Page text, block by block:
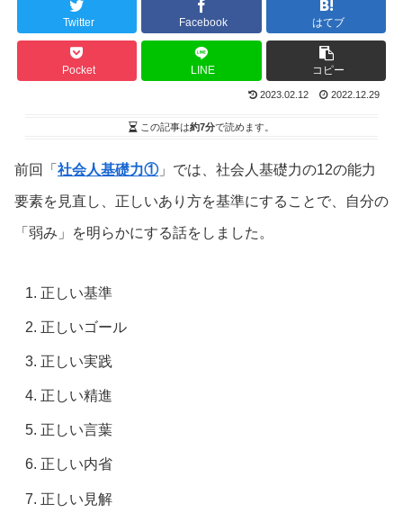
Twitter Facebook はてブ
Pocket LINE コピー
2023.02.12 2022.12.29
この記事は約7分で読めます。
前回「 社会人基礎力①」では、社会人基礎力の12の能力
要素を見直し、正しいあり方を基準にすることで、自分の
「弱み」を明らかにする話をしました。
正しい基準
正しいゴール
正しい実践
正しい精進
正しい言葉
正しい内省
正しい見解